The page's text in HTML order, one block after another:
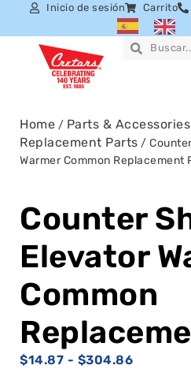
Inicio de sesión Carrito
Home / Parts & Accessories
Replacement Parts /
Warmer Common Replacement
Counter
Elevator
Common
$14.87 - $304.86